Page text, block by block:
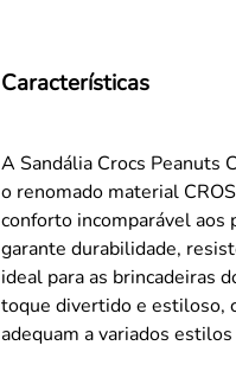
Características
A Sandália Crocs Peanuts
o renomado material
conforto incomparável aos
garante durabilidade,
ideal para as brincadeiras
toque divertido e estiloso,
adequam a variados